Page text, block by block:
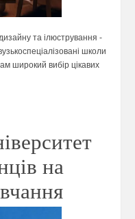
та ілюстрування -
школи
широкий вибір цікавих
на